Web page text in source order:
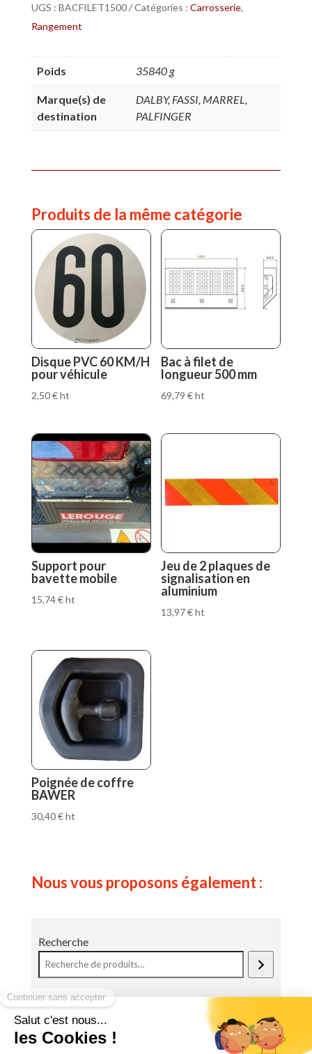
UGS : BACFILET1500 Catégories : Carrosserie,
Rangement
Poids 35840 g
Marque(s) de
destination
DALBY, FASSI, MARREL,
PALFINGER
Produits de la même catégorie
Disque PVC 60 KM/H
pour véhicule
2,50€ht
Bac à filet de
longueur 500 mm
69,79€ht
Support pour
bavette mobile
15,74€ht
Jeu de 2 plaques de
signalisation en
aluminium
13,97€ht
Poignée de coffre
BAWER
30,40€ht
Nous vous proposons également :
Recherche
Une Question ?